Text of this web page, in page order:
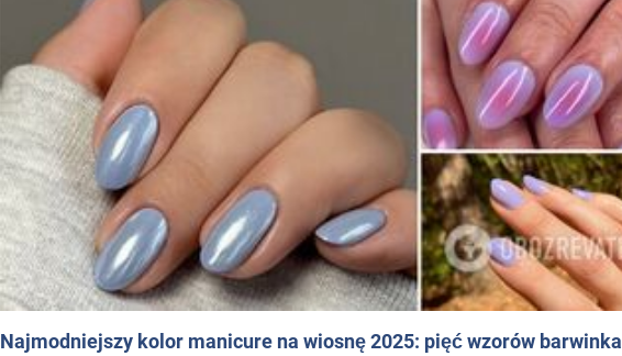
Najmodniejszy kolor manicure na wiosnę 2025: pięć wzorów barwinka